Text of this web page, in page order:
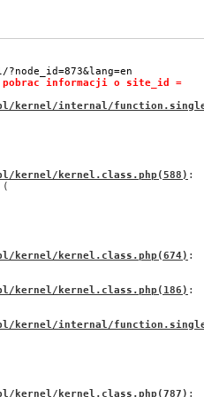
pobrac informacji o site_id =
kernel/internal/
kernel/kernel.class.php (588) :
(
kernel/kernel.class.php (674) :
kernel/kernel.class.php (186) :
kernel/internal/
kernel/kernel.class.php (787) :